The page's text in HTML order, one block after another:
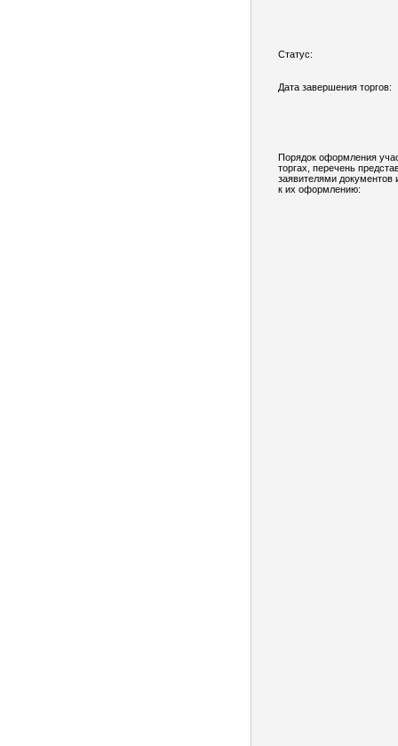
Статус:
Дата завершения торгов:
Порядок оформления
торгах, перечень
заявителями документов
к их оформлению: